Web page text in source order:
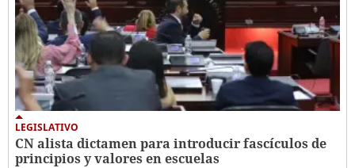
LEGISLATIVO
CN alista dictamen para introducir fascículos de
principios y valores en escuelas